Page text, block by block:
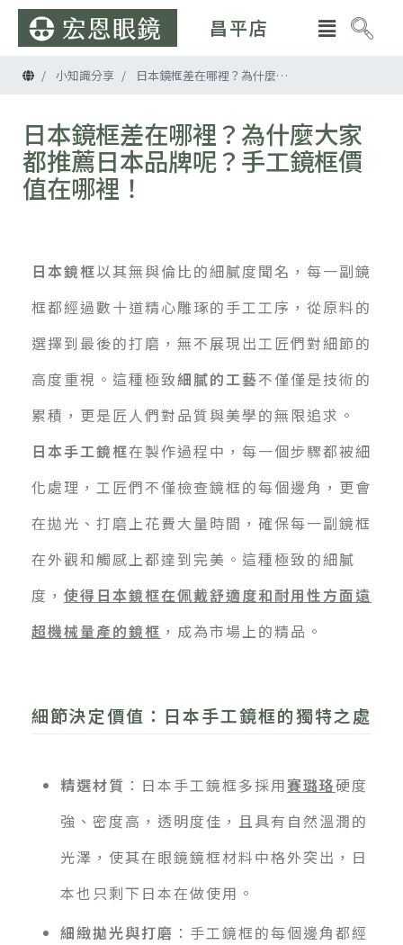
昌平店
首頁小知識分享 日本鏡框差在哪裡？為什麼大家都推薦日本品牌呢？手工鏡框價值在哪裡！
日本鏡框差在哪裡？為什麼大家
都推薦日本品牌呢？手工鏡框價
值在哪裡！
日本鏡框以其無與倫比的細膩度聞名，每一副鏡
框都經過數十道精心雕琢的手工工序，從原料的
選擇到最後的打磨，無不展現出工匠們對細節的
高度重視。這種極致細膩的工藝不僅僅是技術的
累積，更是匠人們對品質與美學的無限追求。
日本手工鏡框在製作過程中，每一個步驟都被細
化處理，工匠們不僅檢查鏡框的每個邊角，更會
在拋光、打磨上花費大量時間，確保每一副鏡框
在外觀和觸感上都達到完美。這種極致的細膩
度， 使得日本鏡框在佩戴舒適度和耐用性方面遠
超機械量產的鏡框 ，成為市場上的精品。
細節決定價值：日本手工鏡框的獨特之處
精選材質 ：日本手工鏡框多採用賽璐珞硬度
強、密度高，透明度佳，且具有自然溫潤的
光澤，使其在眼鏡鏡框材料中格外突出，日
本也只剩下日本在做使用。
細緻拋光與打磨 ：手工鏡框的每個邊角都經